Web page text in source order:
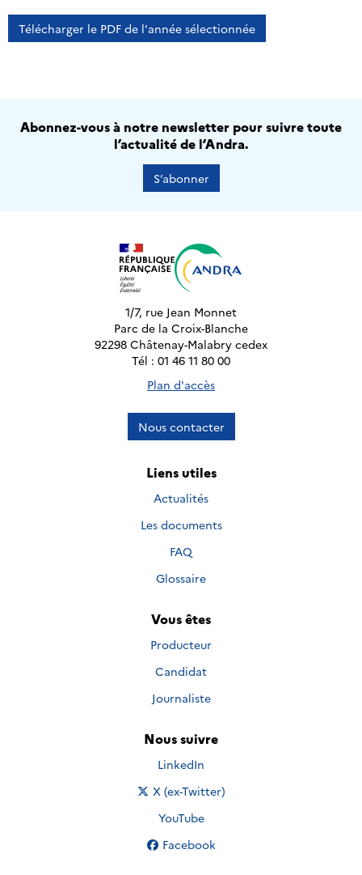
Télécharger le PDF de l'année sélectionnée
Abonnez-vous à notre newsletter pour suivre toute
l’actualité de l’Andra.
S’abonner
1/7, rue Jean Monnet
Parc de la Croix-Blanche
92298 Châtenay-Malabry cedex
Tél : 01 46 11 80 00
Plan d'accès
Nous contacter
Liens utiles
Actualités
Les documents
FAQ
Glossaire
Vous êtes
Producteur
Candidat
Journaliste
Nous suivre
Nous suivre sur
LinkedIn
Nous suivre sur
X (ex-Twitter)
Nous suivre sur
YouTube
Nous suivre sur
Facebook